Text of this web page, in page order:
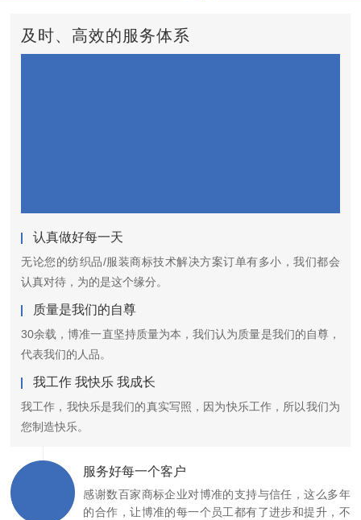
及时、高效的服务体系
认真做好每一天
无论您的纺织品/服装商标技术解决方案订单有多小，我们都会
认真对待，为的是这个缘分。
质量是我们的自尊
30余载，博准一直坚持质量为本，我们认为质量是我们的自尊，
代表我们的人品。
我工作 我快乐 我成长
我工作，我快乐是我们的真实写照，因为快乐工作，所以我们为
您制造快乐。
服务好每一个客户
感谢数百家商标企业对博准的支持与信任，这么多年
的合作，让博准的每一个员工都有了进步和提升，不